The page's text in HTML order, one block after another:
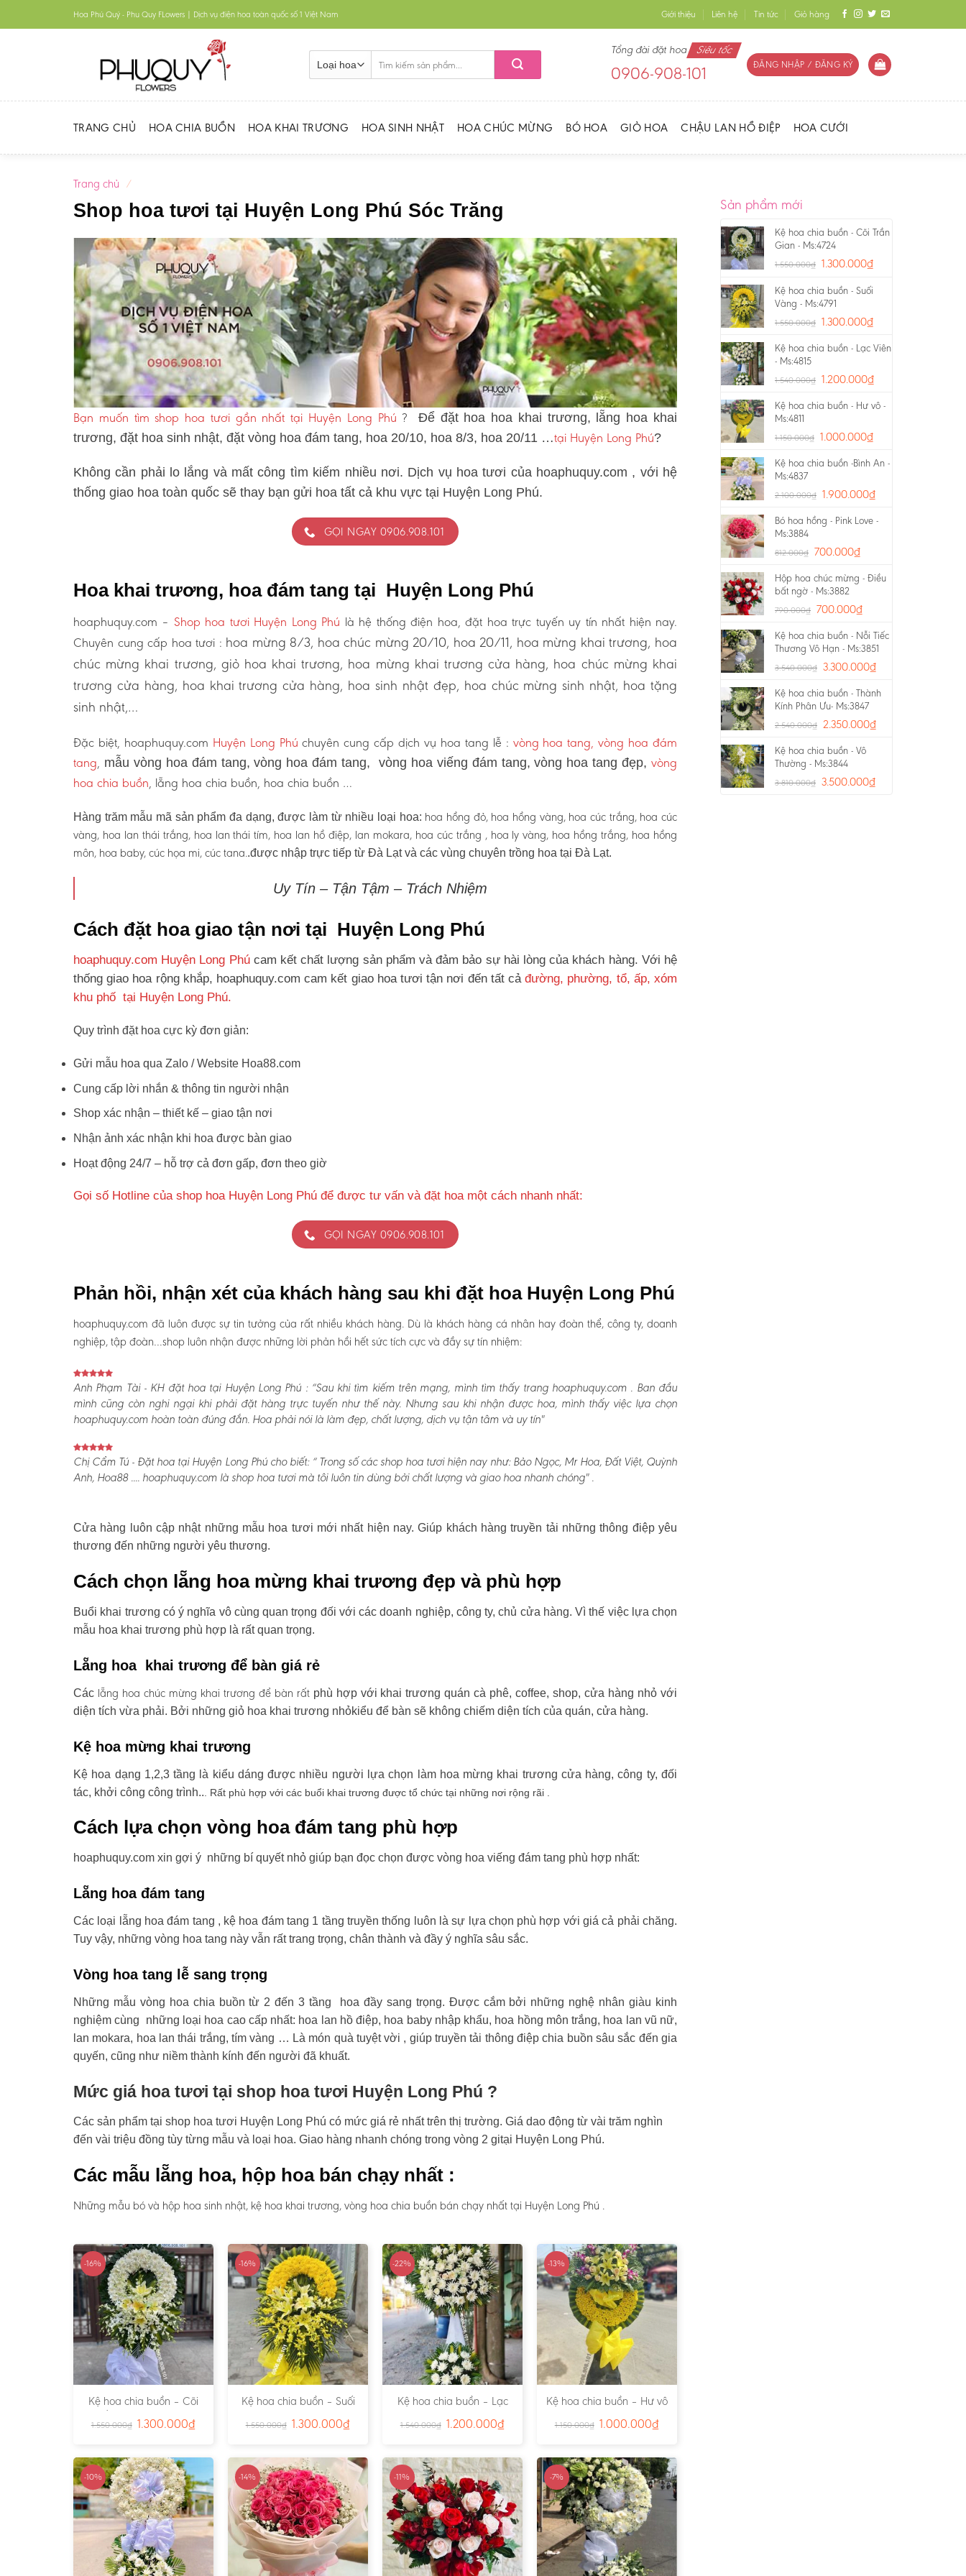
to
Hoa Phú Quý - Phu Quy FLowers | Dịch vụ điện hoa toàn quốc số 1 Việt Nam Giới thiệu Liên hệ Tin tức Giỏ hàng
kiếm:
Tổng đài đặt hoa Siêu tốc
0906-908-101 ĐĂNG NHẬP / ĐĂNG KÝ
TRANG CHỦ HOA CHIA BUỒN HOA KHAI TRƯƠNG HOA SINH NHẬT HOA CHÚC MỪNG BÓ HOA GIỎ HOA CHẬU LAN HỒ ĐIỆP HOA CƯỚI
Trang chủ /
Shop hoa tươi tại Huyện Long Phú Sóc Trăng
Bạn muốn tìm shop hoa tươi gần nhất tại Huyện Long Phú ? Để đặt hoa hoa khai trương, lẵng hoa khai
trương, đặt hoa sinh nhật, đặt vòng hoa đám tang, hoa 20/10, hoa 8/3, hoa 20/11 …tại Huyện Long Phú?
Không cần phải lo lắng và mất công tìm kiếm nhiều nơi. Dịch vụ hoa tươi của hoaphuquy.com , với hệ
thống giao hoa toàn quốc sẽ thay bạn gửi hoa tất cả khu vực tại Huyện Long Phú.
GỌI NGAY 0906.908.101
Hoa khai trương, hoa đám tang tại Huyện Long Phú
hoaphuquy.com – Shop hoa tươi Huyện Long Phú là hệ thống điện hoa, đặt hoa trực tuyến uy tín nhất hiện nay.
Chuyên cung cấp hoa tươi : hoa mừng 8/3, hoa chúc mừng 20/10, hoa 20/11, hoa mừng khai trương, hoa
chúc mừng khai trương, giỏ hoa khai trương, hoa mừng khai trương cửa hàng, hoa chúc mừng khai
trương cửa hàng, hoa khai trương cửa hàng, hoa sinh nhật đẹp, hoa chúc mừng sinh nhật, hoa tặng
sinh nhật,…
Đặc biệt, hoaphuquy.com Huyện Long Phú chuyên cung cấp dịch vụ hoa tang lễ : vòng hoa tang, vòng hoa đám
tang, mẫu vòng hoa đám tang, vòng hoa đám tang, vòng hoa viếng đám tang, vòng hoa tang đẹp,vòng
hoa chia buồn, lẵng hoa chia buồn, hoa chia buồn …
Hàng trăm mẫu mã sản phẩm đa dạng, được làm từ nhiều loại hoa: hoa hồng đỏ, hoa hồng vàng, hoa cúc trắng, hoa cúc
vàng, hoa lan thái trắng, hoa lan thái tím, hoa lan hồ điệp, lan mokara, hoa cúc trắng , hoa ly vàng, hoa hồng trắng, hoa hồng
môn, hoa baby, cúc họa mi, cúc tana..được nhập trực tiếp từ Đà Lạt và các vùng chuyên trồng hoa tại Đà Lạt.
Uy Tín – Tận Tậm – Trách Nhiệm
Cách đặt hoa giao tận nơi tại Huyện Long Phú
hoaphuquy.com Huyện Long Phúcam kết chất lượng sản phẩm và đảm bảo sự hài lòng của khách hàng. Với hệ
thống giao hoa rộng khắp, hoaphuquy.com cam kết giao hoa tươi tận nơi đến tất cảđường, phường, tổ, ấp, xóm
khu phố tại Huyện Long Phú.
Quy trình đặt hoa cực kỳ đơn giản:
Gửi mẫu hoa qua Zalo / Website Hoa88.com
Cung cấp lời nhắn & thông tin người nhận
Shop xác nhận – thiết kế – giao tận nơi
Nhận ảnh xác nhận khi hoa được bàn giao
Hoạt động 24/7 – hỗ trợ cả đơn gấp, đơn theo giờ
Gọi số Hotline của shop hoa Huyện Long Phú để được tư vấn và đặt hoa một cách nhanh nhất:
GỌI NGAY 0906.908.101
Phản hồi, nhận xét của khách hàng sau khi đặt hoa Huyện Long Phú
hoaphuquy.com đã luôn được sự tin tưởng của rất nhiều khách hàng. Dù là khách hàng cá nhân hay đoàn thể, công ty, doanh
nghiệp, tập đoàn…shop luôn nhận được những lời phản hồi hết sức tích cực và đầy sự tín nhiệm:
Anh Phạm Tài - KH đặt hoa tại Huyện Long Phú :“Sau khi tìm kiếm trên mạng, mình tìm thấy trang hoaphuquy.com . Ban đầu
mình cũng còn nghi ngại khi phải đặt hàng trực tuyến như thế này. Nhưng sau khi nhận được hoa, mình thấy việc lựa chọn
hoaphuquy.com hoàn toàn đúng đắn. Hoa phải nói là làm đẹp, chất lượng, dịch vụ tận tâm và uy tín"
Chị Cẩm Tú - Đặt hoa tại Huyện Long Phú cho biết:“ Trong số các shop hoa tươi hiện nay như: Bảo Ngọc, Mr Hoa, Đất Việt, Quỳnh
Anh, Hoa88 .... hoaphuquy.com là shop hoa tươi mà tôi luôn tin dùng bởi chất lượng và giao hoa nhanh chóng" .
Cửa hàng luôn cập nhật những mẫu hoa tươi mới nhất hiện nay. Giúp khách hàng truyền tải những thông điệp yêu
thương đến những người yêu thương.
Cách chọn lẵng hoa mừng khai trương đẹp và phù hợp
Buổi khai trương có ý nghĩa vô cùng quan trọng đối với các doanh nghiệp, công ty, chủ cửa hàng. Vì thế việc lựa chọn
mẫu hoa khai trương phù hợp là rất quan trọng.
Lẵng hoa khai trương để bàn giá rẻ
Các lẵng hoa chúc mừng khai trương để bàn rấtphù hợp với khai trương quán cà phê, coffee, shop, cửa hàng nhỏ với
diện tích vừa phải. Bởi những giỏ hoa khai trương nhỏkiểu để bàn sẽ không chiếm diện tích của quán, cửa hàng.
Kệ hoa mừng khai trương
Kệ hoa dạng 1,2,3 tầng là kiểu dáng được nhiều người lựa chọn làm hoa mừng khai trương cửa hàng, công ty, đối
tác, khởi công công trình.. . Rất phù hợp với các buổi khai trương được tổ chức tại những nơi rộng rãi .
Cách lựa chọn vòng hoa đám tang phù hợp
hoaphuquy.com xin gợi ý những bí quyết nhỏ giúp bạn đọc chọn được vòng hoa viếng đám tang phù hợp nhất:
Lẵng hoa đám tang
Các loại lẵng hoa đám tang , kệ hoa đám tang 1 tầng truyền thống luôn là sự lựa chọn phù hợp với giá cả phải chăng.
Tuy vậy, những vòng hoa tang này vẫn rất trang trọng, chân thành và đầy ý nghĩa sâu sắc.
Vòng hoa tang lễ sang trọng
Những mẫu vòng hoa chia buồn từ 2 đến 3 tầng hoa đầy sang trọng. Được cắm bởi những nghệ nhân giàu kinh
nghiệm cùng những loại hoa cao cấp nhất: hoa lan hồ điệp, hoa baby nhập khẩu, hoa hồng môn trắng, hoa lan vũ nữ,
lan mokara, hoa lan thái trắng, tím vàng … Là món quà tuyệt vời , giúp truyền tải thông điệp chia buồn sâu sắc đến gia
quyến, cũng như niềm thành kính đến người đã khuất.
Mức giá hoa tươi tại shop hoa tươi Huyện Long Phú ?
Các sản phẩm tại shop hoa tươi Huyện Long Phú có mức giá rẻ nhất trên thị trường. Giá dao động từ vài trăm nghìn
đến vài triệu đồng tùy từng mẫu và loại hoa. Giao hàng nhanh chóng trong vòng 2 gitại Huyện Long Phú.
Các mẫu lẵng hoa, hộp hoa bán chạy nhất :
Những mẫu bó và hộp hoa sinh nhật, kệ hoa khai trương, vòng hoa chia buồn bán chạy nhất tại Huyện Long Phú .
-16%
Kệ hoa chia buồn – Cõi
Trần Gian – Ms:4724
1.550.000₫ 1.300.000₫
-16%
Kệ hoa chia buồn – Suối
1.550.000₫ 1.300.000₫
-22%
Kệ hoa chia buồn – Lạc
1.540.000₫ 1.200.000₫
-13%
Kệ hoa chia buồn – Hư vô
1.150.000₫ 1.000.000₫
-10% -14% -11% -7%
Sản phẩm mới
Kệ hoa chia buồn - Cõi Trần
Gian - Ms:4724
1.550.000₫ 1.300.000₫
Kệ hoa chia buồn - Suối
Vàng - Ms:4791
1.550.000₫ 1.300.000₫
Kệ hoa chia buồn - Lạc Viên
- Ms:4815
1.540.000₫ 1.200.000₫
Kệ hoa chia buồn - Hư vô -
Ms:4811
1.150.000₫ 1.000.000₫
Kệ hoa chia buồn -Bình An -
Ms:4837
2.100.000₫ 1.900.000₫
Bó hoa hồng - Pink Love -
Ms:3884
812.000₫ 700.000₫
Hộp hoa chúc mừng - Điều
bất ngờ - Ms:3882
790.000₫ 700.000₫
Kệ hoa chia buồn - Nỗi Tiếc
Thương Vô Hạn - Ms:3851
3.540.000₫ 3.300.000₫
Kệ hoa chia buồn - Thành
Kính Phân Ưu- Ms:3847
2.540.000₫ 2.350.000₫
Kệ hoa chia buồn - Vô
Thường - Ms:3844
3.810.000₫ 3.500.000₫